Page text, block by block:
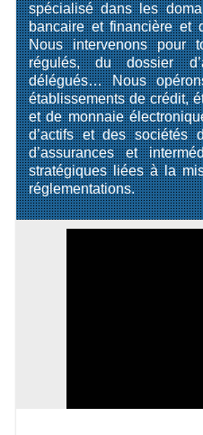
spécialisé dans les
bancaire et financière et
Nous intervenons pour
régulés, du dossier
délégués… Nous
établissements de crédit,
et de monnaie
d’actifs et des sociétés
d’assurances et
stratégiques liées à la
réglementations.